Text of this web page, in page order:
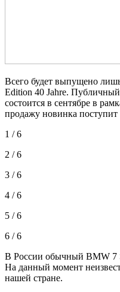
Всего будет выпущено
Edition 40 Jahre.
состоится в сентябре в
продажу новинка поступит
1 / 6
2 / 6
3 / 6
4 / 6
5 / 6
6 / 6
В России обычный BMW 7
На данный момент
нашей стране.